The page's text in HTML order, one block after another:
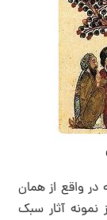
در واقع از همان
آثار سبک